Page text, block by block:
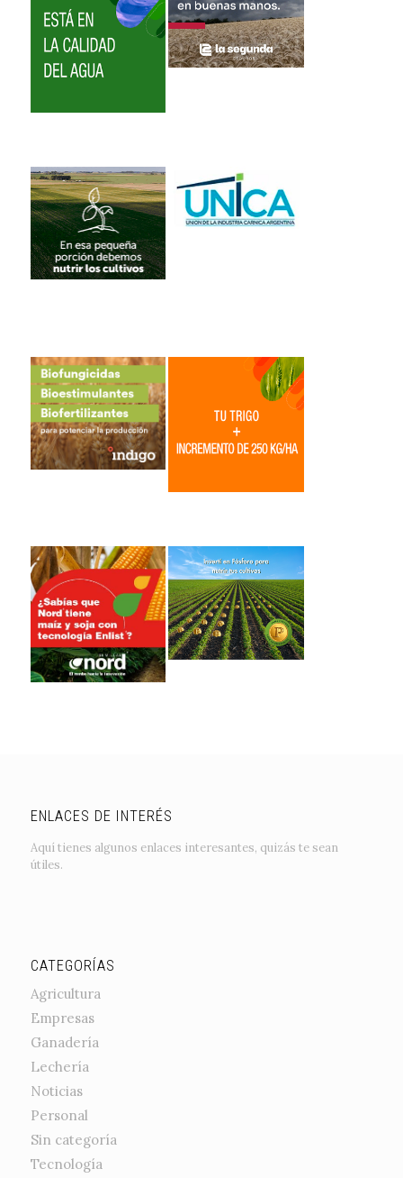
ENLACES DE INTERÉS
Aquí tienes algunos enlaces interesantes, quizás te sean
útiles.
CATEGORÍAS
Agricultura
Empresas
Ganadería
Lechería
Noticias
Personal
Sin categoría
Tecnología